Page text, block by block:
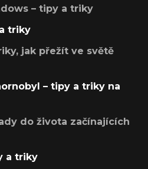
– tipy a triky
triky
jak přežít ve světě
– tipy a triky na
do života začínajících
a triky